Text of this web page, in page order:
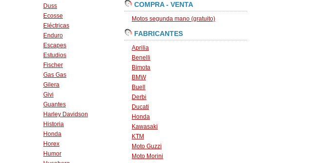
Duss
Ecosse
Eléctricas
Enduro
Escapes
Estudios
Fischer
Gas Gas
Gilera
Givi
Guantes
Harley Davidson
Historia
Honda
Horex
Humor
COMPRA - VENTA
Motos segunda mano (gratuito)
FABRICANTES
Aprilia
Benelli
Bimota
BMW
Buell
Derbi
Ducati
Honda
Kawasaki
KTM
Moto Guzzi
Moto Morini